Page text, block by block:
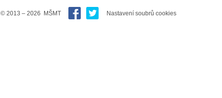
© 2013 – 2026 MŠMT Nastavení soubrů cookies